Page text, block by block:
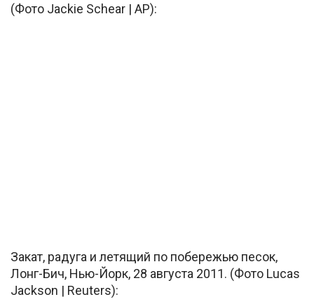
(Фото Jackie Schear | AP):
Закат, радуга и летящий по побережью песок,
Лонг-Бич, Нью-Йорк, 28 августа 2011. (Фото Lucas
Jackson | Reuters):